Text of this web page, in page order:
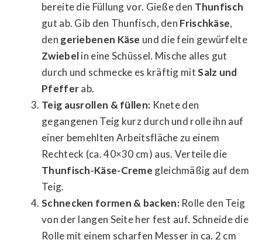
bereite die Füllung vor. Gieße den Thunfisch
gut ab. Gib den Thunfisch, den Frischkäse,
den geriebenen Käse und die fein gewürfelte
Zwiebelin eine Schüssel. Mische alles gut
durch und schmecke es kräftig mitSalz und
Pfefferab.
Teig ausrollen & füllen: Knete den
gegangenen Teig kurz durch und rolle ihn auf
einer bemehlten Arbeitsfläche zu einem
Rechteck (ca. 40×30 cm) aus. Verteile die
Thunfisch-Käse-Creme gleichmäßig auf dem
Teig.
Schnecken formen & backen:Rolle den Teig
von der langen Seite her fest auf. Schneide die
Rolle mit einem scharfen Messer in ca. 2 cm